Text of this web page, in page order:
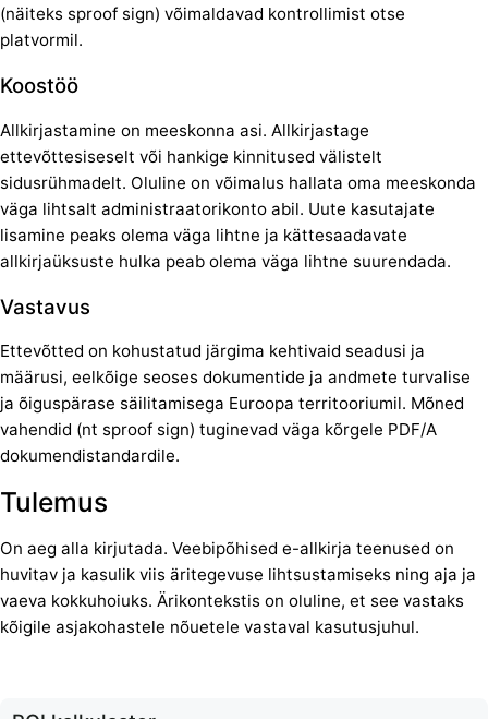
(näiteks sproof sign) võimaldavad kontrollimist otse
platvormil.
Koostöö
Allkirjastamine on meeskonna asi. Allkirjastage
ettevõttesiseselt või hankige kinnitused välistelt
sidusrühmadelt. Oluline on võimalus hallata oma meeskonda
väga lihtsalt administraatorikonto abil. Uute kasutajate
lisamine peaks olema väga lihtne ja kättesaadavate
allkirjaüksuste hulka peab olema väga lihtne suurendada.
Vastavus
Ettevõtted on kohustatud järgima kehtivaid seadusi ja
määrusi, eelkõige seoses dokumentide ja andmete turvalise
ja õiguspärase säilitamisega Euroopa territooriumil. Mõned
vahendid (nt sproof sign) tuginevad väga kõrgele PDF/A
dokumendistandardile.
Tulemus
On aeg alla kirjutada. Veebipõhised e-allkirja teenused on
huvitav ja kasulik viis äritegevuse lihtsustamiseks ning aja ja
vaeva kokkuhoiuks. Ärikontekstis on oluline, et see vastaks
kõigile asjakohastele nõuetele vastaval kasutusjuhul.